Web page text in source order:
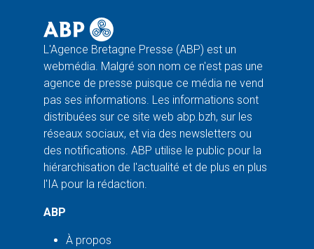
L'Agence Bretagne Presse (ABP) est un
webmédia. Malgré son nom ce n'est pas une
agence de presse puisque ce média ne vend
pas ses informations. Les informations sont
distribuées sur ce site web abp.bzh, sur les
réseaux sociaux, et via des newsletters ou
des notifications. ABP utilise le public pour la
hiérarchisation de l'actualité et de plus en plus
l'IA pour la rédaction.
ABP
À propos